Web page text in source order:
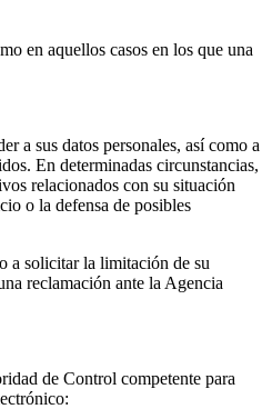
en aquellos casos en los que una
a sus datos personales, así como a
En determinadas circunstancias,
relacionados con su situación
o la defensa de posibles
a solicitar la limitación de su
reclamación ante la Agencia
de Control competente para